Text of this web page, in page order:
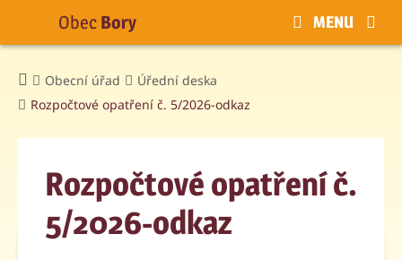
Obecní úřad
Úřední deska
Rozpočtové opatření č. 5/2026-odkaz
Rozpočtové opatření č.
5/2026-odkaz
Obec Bory MENU